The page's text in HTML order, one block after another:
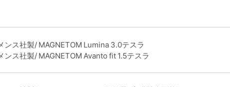
ンス社製/ MAGNETOM Lumina 3.0テスラ
ンス社製/ MAGNETOM Avanto fit 1.5テスラ